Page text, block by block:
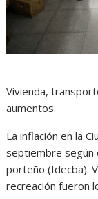
Vivienda,
aumentos.
La inflación en la
septiembre según
porteño (Idecba).
recreación fueron